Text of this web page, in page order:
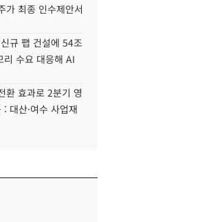
가 최종 인수제안서
규 팹 건설에 54조
수요 대응해 AI
환 효과로 2분기 영
대산·여수 사업재